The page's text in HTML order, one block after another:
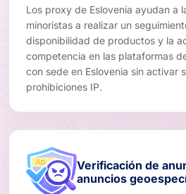
Los proxy de Eslovenia ayudan a
minoristas a realizar un
disponibilidad de productos y la
competencia en las plataformas
con sede en Eslovenia sin activar
prohibiciones IP.
Verificación de
anuncios